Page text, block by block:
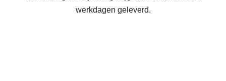
werkdagen geleverd.